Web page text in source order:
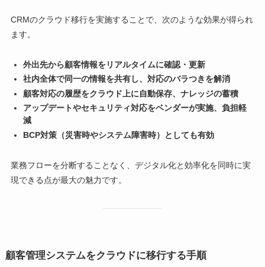
CRMのクラウド移行を実施することで、次のような効果が得られ
ます。
外出先から顧客情報をリアルタイムに確認・更新
社内全体で同一の情報を共有し、対応のバラつきを解消
顧客対応の履歴をクラウド上に自動保存、ナレッジの蓄積
アップデートやセキュリティ対応をベンダーが実施、負担軽
減
BCP対策（災害時やシステム障害時）としても有効
業務フローを分断することなく、デジタル化と効率化を同時に実
現できる点が最大の魅力です。
顧客管理システムをクラウドに移行する手順